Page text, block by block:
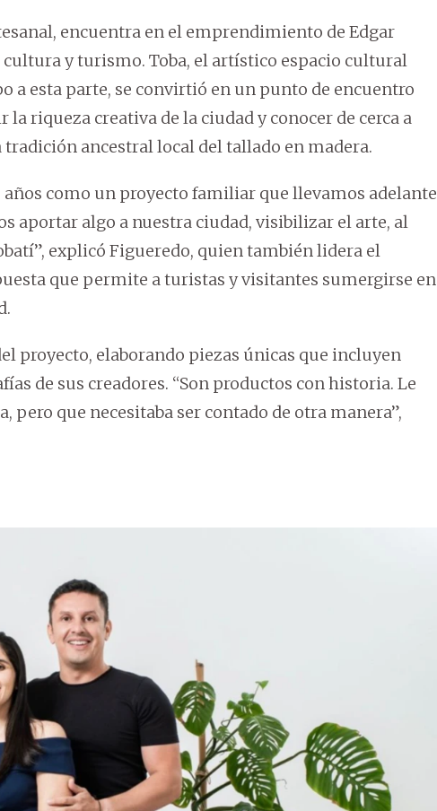
encuentra en el emprendimiento de Edgar
y turismo. Toba, el artístico espacio cultural
a esta parte, se convirtió en un punto de encuentro
riqueza creativa de la ciudad y conocer de cerca a
ancestral local del tallado en madera.
como un proyecto familiar que llevamos adelante
aportar algo a nuestra ciudad, visibilizar el arte, al
explicó Figueredo, quien también lidera el
que permite a turistas y visitantes sumergirse en
proyecto, elaborando piezas únicas que incluyen
de sus creadores. “Son productos con historia. Le
pero que necesitaba ser contado de otra manera”,